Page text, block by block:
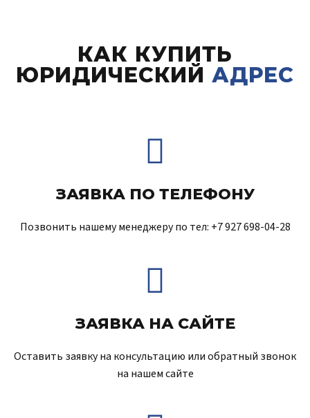
КАК КУПИТЬ
ЮРИДИЧЕСКИЙ АДРЕС
ЗАЯВКА ПО ТЕЛЕФОНУ
Позвонить нашему менеджеру по тел: +7 927 698-04-28
ЗАЯВКА НА САЙТЕ
Оставить заявку на консультацию или обратный звонок
на нашем сайте